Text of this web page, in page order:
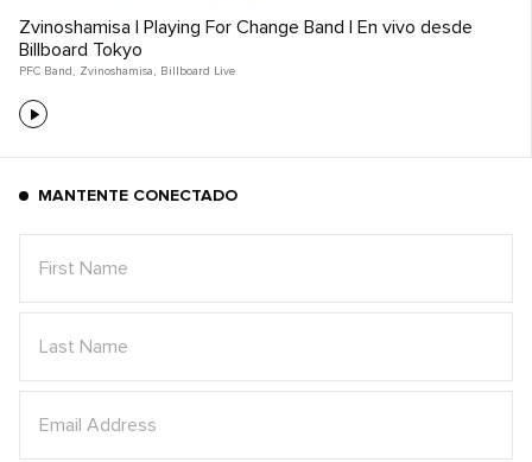
Zvinoshamisa | Playing For Change Band | En vivo desde
Billboard Tokyo
PFC Band , Zvinoshamisa , Billboard Live
MANTENTE CONECTADO